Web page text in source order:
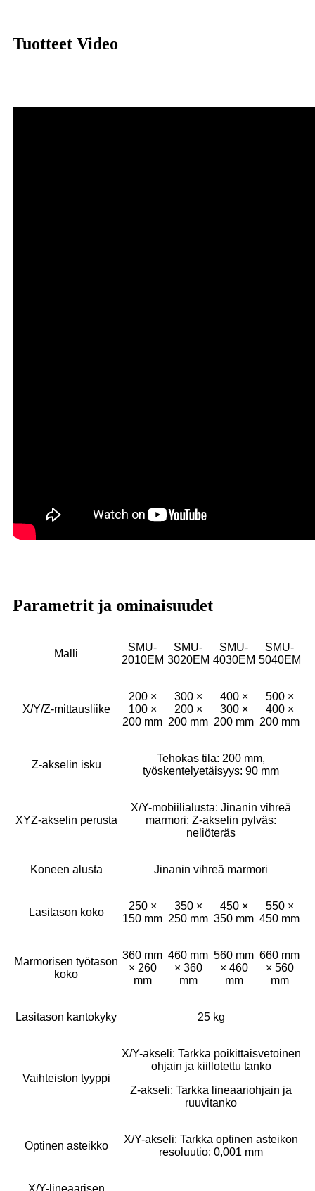
Tuotteet Video
Parametrit ja ominaisuudet
Malli
SMU-
2010EM
SMU-
3020EM
SMU-
4030EM
SMU-
5040EM
X/Y/Z-mittausliike
200 ×
100 ×
200 mm
300 ×
200 ×
200 mm
400 ×
300 ×
200 mm
500 ×
400 ×
200 mm
Z-akselin isku
Tehokas tila: 200 mm,
työskentelyetäisyys: 90 mm
XYZ-akselin perusta
X/Y-mobiilialusta: Jinanin vihreä
marmori; Z-akselin pylväs:
neliöteräs
Koneen alusta Jinanin vihreä marmori
Lasitason koko
250 ×
150 mm
350 ×
250 mm
450 ×
350 mm
550 ×
450 mm
Marmorisen työtason
koko
360 mm
× 260
mm
460 mm
× 360
mm
560 mm
× 460
mm
660 mm
× 560
mm
Lasitason kantokyky 25 kg
Vaihteiston tyyppi
X/Y-akseli: Tarkka poikittaisvetoinen
ohjain ja kiillotettu tanko
Z-akseli: Tarkka lineaariohjain ja
ruuvitanko
Optinen asteikko
X/Y-akseli: Tarkka optinen asteikon
resoluutio: 0,001 mm
X/Y-lineaarisen